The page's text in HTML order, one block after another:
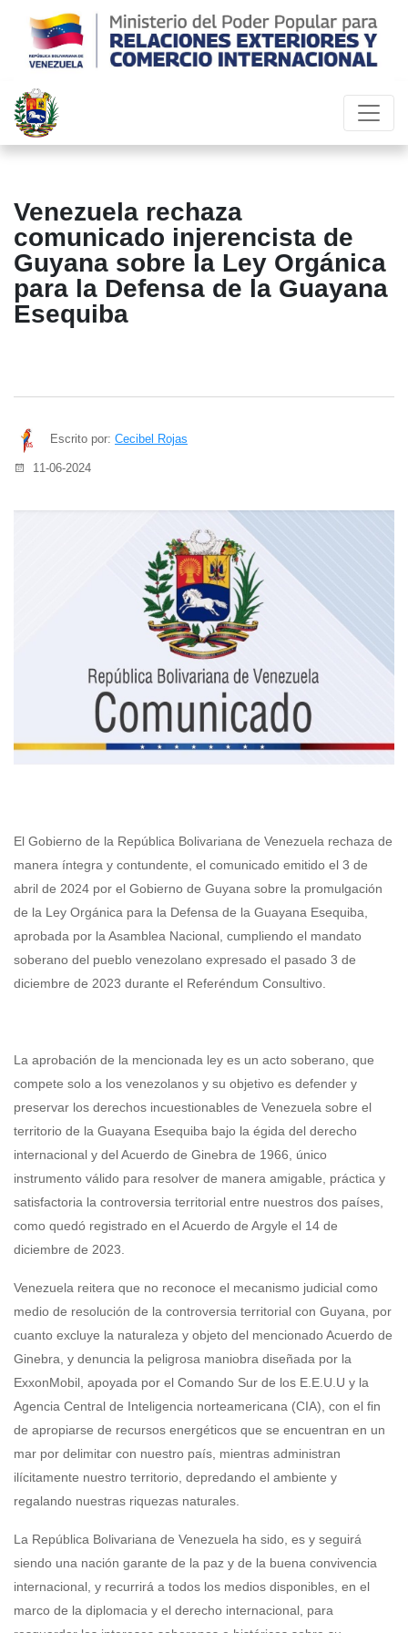
Venezuela rechaza
comunicado injerencista de
Guyana sobre la Ley Orgánica
para la Defensa de la Guayana
Esequiba
Escrito por: Cecibel Rojas
11-06-2024
El Gobierno de la República Bolivariana de Venezuela rechaza de
manera íntegra y contundente, el comunicado emitido el 3 de
abril de 2024 por el Gobierno de Guyana sobre la promulgación
de la Ley Orgánica para la Defensa de la Guayana Esequiba,
aprobada por la Asamblea Nacional, cumpliendo el mandato
soberano del pueblo venezolano expresado el pasado 3 de
diciembre de 2023 durante el Referéndum Consultivo.
La aprobación de la mencionada ley es un acto soberano, que
compete solo a los venezolanos y su objetivo es defender y
preservar los derechos incuestionables de Venezuela sobre el
territorio de la Guayana Esequiba bajo la égida del derecho
internacional y del Acuerdo de Ginebra de 1966, único
instrumento válido para resolver de manera amigable, práctica y
satisfactoria la controversia territorial entre nuestros dos países,
como quedó registrado en el Acuerdo de Argyle el 14 de
diciembre de 2023.
Venezuela reitera que no reconoce el mecanismo judicial como
medio de resolución de la controversia territorial con Guyana, por
cuanto excluye la naturaleza y objeto del mencionado Acuerdo de
Ginebra, y denuncia la peligrosa maniobra diseñada por la
ExxonMobil, apoyada por el Comando Sur de los E.E.U.U y la
Agencia Central de Inteligencia norteamericana (CIA), con el fin
de apropiarse de recursos energéticos que se encuentran en un
mar por delimitar con nuestro país, mientras administran
ilícitamente nuestro territorio, depredando el ambiente y
regalando nuestras riquezas naturales.
La República Bolivariana de Venezuela ha sido, es y seguirá
siendo una nación garante de la paz y de la buena convivencia
internacional, y recurrirá a todos los medios disponibles, en el
marco de la diplomacia y el derecho internacional, para